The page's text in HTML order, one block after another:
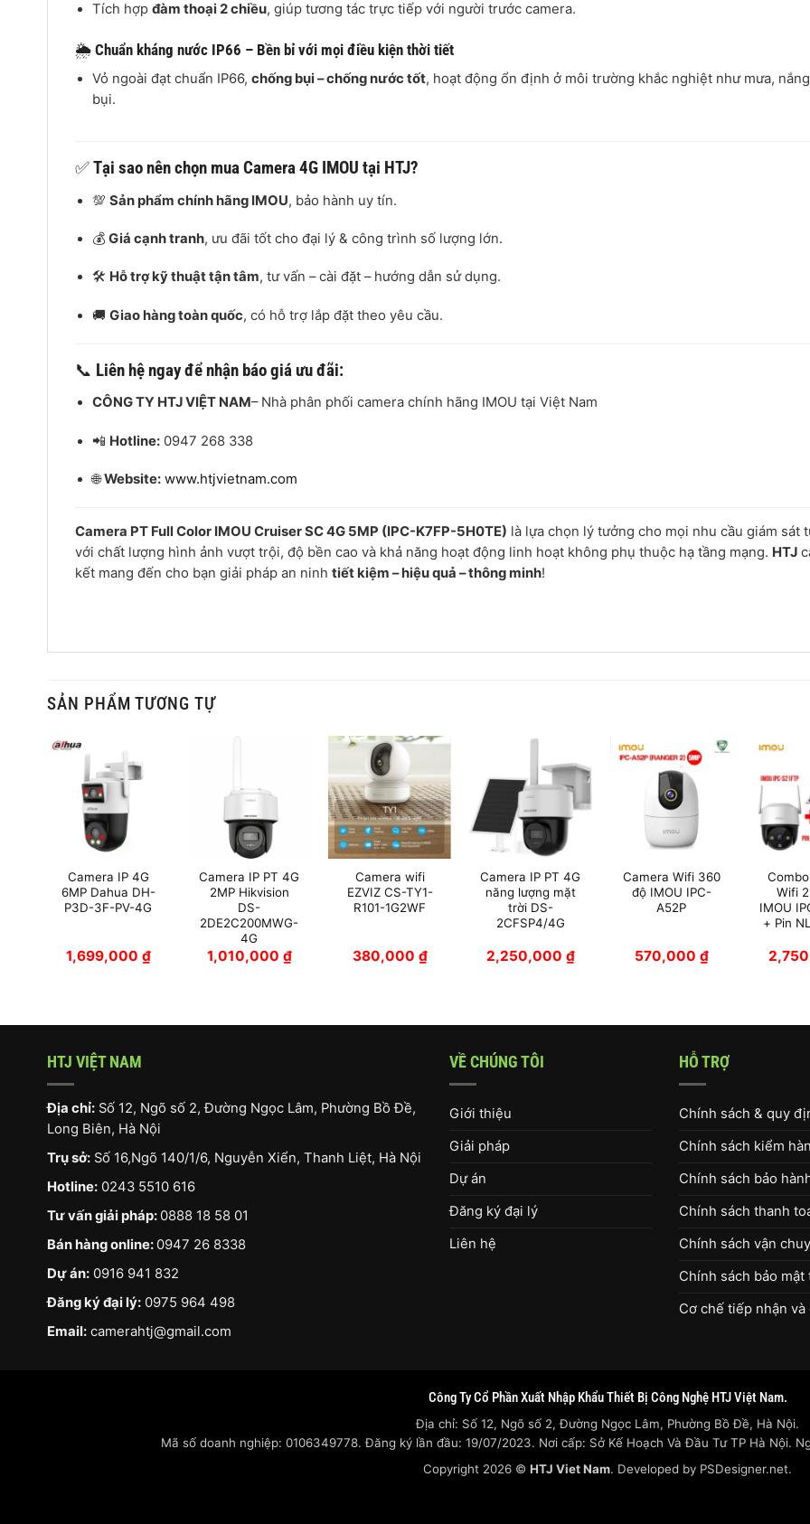
Tích hợpđàm thoại 2 chiều, giúp tương tác trực tiếp với người trước camera.
🌦️ Chuẩn kháng nước IP66 – Bền bỉ với mọi điều kiện thời tiết
Vỏ ngoài đạt chuẩn IP66,chống bụi – chống nước tốt, hoạt động ổn định ở môi trường khắc nghiệt như mưa,
bụi.
✅Tại sao nên chọn mua Camera 4G IMOU tại HTJ?
💯Sản phẩm chính hãng IMOU, bảo hành uy tín.
💰Giá cạnh tranh, ưu đãi tốt cho đại lý & công trình số lượng lớn.
🛠️ Hỗ trợ kỹ thuật tận tâm, tư vấn – cài đặt – hướng dẫn sử dụng.
🚚Giao hàng toàn quốc, có hỗ trợ lắp đặt theo yêu cầu.
📞 Liên hệ ngay để nhận báo giá ưu đãi:
CÔNG TY HTJ VIỆT NAM– Nhà phân phối camera chính hãng IMOU tại Việt Nam
📲 Hotline: 0947 268 338
🌐Website: www.htjvietnam.com
Camera PT Full Color IMOU Cruiser SC 4G 5MP (IPC-K7FP-5H0TE) là lựa chọn lý tưởng cho mọi nhu cầu giám sát
với chất lượng hình ảnh vượt trội, độ bền cao và khả năng hoạt động linh hoạt không phụ thuộc hạ tầng mạng. HTJ
kết mang đến cho bạn giải pháp an ninh tiết kiệm – hiệu quả – thông minh!
SẢN PHẨM TƯƠNG TỰ
Camera IP 4G
6MP Dahua DH-
P3D-3F-PV-4G
1,699,000 ₫
Camera IP PT 4G
2MP Hikvision
DS-
2DE2C200MWG-
4G
1,010,000 ₫
Camera wifi
EZVIZ CS-TY1-
R101-1G2WF
380,000 ₫
Camera IP PT 4G
năng lượng mặt
trời DS-
2CFSP4/4G
2,250,000 ₫
Camera Wifi 360
độ IMOU IPC-
A52P
570,000 ₫
Wifi
IMOU
+ Pin
HTJ VIỆT NAM
Địa chỉ: Số 12, Ngõ số 2, Đường Ngọc Lâm, Phường Bồ Đề,
Long Biên, Hà Nội
Trụ sở: Số 16,Ngõ 140/1/6, Nguyễn Xiển, Thanh Liệt, Hà Nội
Hotline: 0243 5510 616
Tư vấn giải pháp: 0888 18 58 01
Bán hàng online: 0947 26 8338
Dự án: 0916 941 832
Đăng ký đại lý: 0975 964 498
Email: camerahtj@gmail.com
VỀ CHÚNG TÔI
Giới thiệu
Giải pháp
Dự án
Đăng ký đại lý
Liên hệ
HỖ TRỢ
Chính sách & quy
Chính sách kiểm
Chính sách bảo
Chính sách thanh
Chính sách vận
Chính sách bảo mật
Cơ chế tiếp nhận
Công Ty Cổ Phần Xuất Nhập Khẩu Thiết Bị Công Nghệ HTJ Việt Nam.
Địa chỉ: Số 12, Ngõ số 2, Đường Ngọc Lâm, Phường Bồ Đề, Hà Nội.
Mã số doanh nghiệp: 0106349778. Đăng ký lần đầu: 19/07/2023. Nơi cấp: Sở Kế Hoạch Và Đầu Tư TP Hà Nội.
Copyright 2026 © HTJ Viet Nam. Developed by PSDesigner.net.